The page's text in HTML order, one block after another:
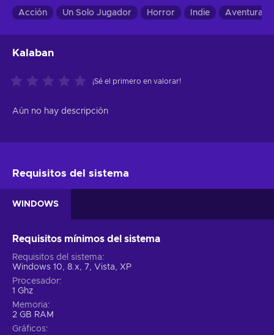
Acción Un Solo Jugador Horror Indie Aventuras
Kalaban
¡Sé el primero en valorar!
Aún no hay descripción
Requisitos del sistema
WINDOWS
Requisitos mínimos del sistema
Requisitos del sistema
Windows 10, 8.x, 7, Vista, XP
Procesador
1 Ghz
Memoria
2 GB RAM
Gráficos